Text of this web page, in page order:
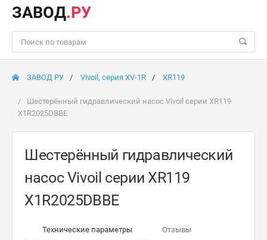
ЗАВОД.РУ
ЗАВОД РУ Vivoil, серия XV-1R XR119
Шестерённый гидравлический насос Vivoil серии XR119
X1R2025DBBE
Шестерённый гидравлический
насос Vivoil серии XR119
X1R2025DBBE
Технические параметры Отзывы